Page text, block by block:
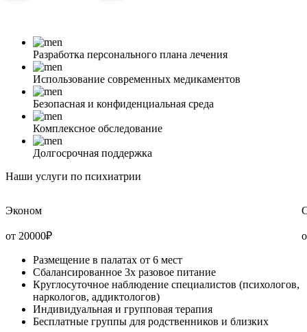
Разработка персонального плана лечения
Использование современных медикаментов
Безопасная и конфиденциальная среда
Комплексное обследование
Долгосрочная поддержка
Наши услуги по психиатрии
Эконом
от 20000₽
Размещение в палатах от 6 мест
Сбалансированное 3х разовое питание
Круглосуточное наблюдение специалистов (психологов,
наркологов, аддиктологов)
Индивидуальная и групповая терапия
Бесплатные группы для родственников и близких